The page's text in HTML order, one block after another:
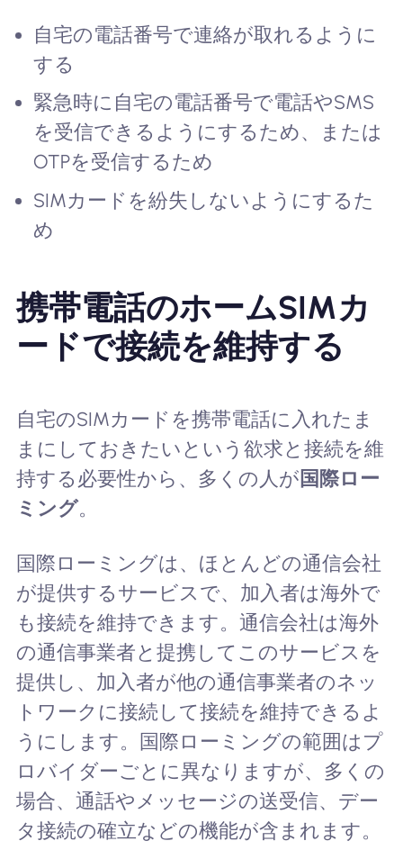
自宅の電話番号で連絡が取れるように
する
緊急時に自宅の電話番号で電話やSMS
を受信できるようにするため、または
OTPを受信するため
SIMカードを紛失しないようにするた
め
携帯電話のホームSIMカ
ードで接続を維持する
自宅のSIMカードを携帯電話に入れたま
まにしておきたいという欲求と接続を維
持する必要性から、多くの人が 国際ロー
ミング。
国際ローミングは、ほとんどの通信会社
が提供するサービスで、加入者は海外で
も接続を維持できます。通信会社は海外
の通信事業者と提携してこのサービスを
提供し、加入者が他の通信事業者のネッ
トワークに接続して接続を維持できるよ
うにします。国際ローミングの範囲はプ
ロバイダーごとに異なりますが、多くの
場合、通話やメッセージの送受信、デー
タ接続の確立などの機能が含まれます。